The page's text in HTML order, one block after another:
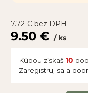
7.72€ bez DPH
9.50€ ks
Kúpou získaš 10
Zaregistruj sa a